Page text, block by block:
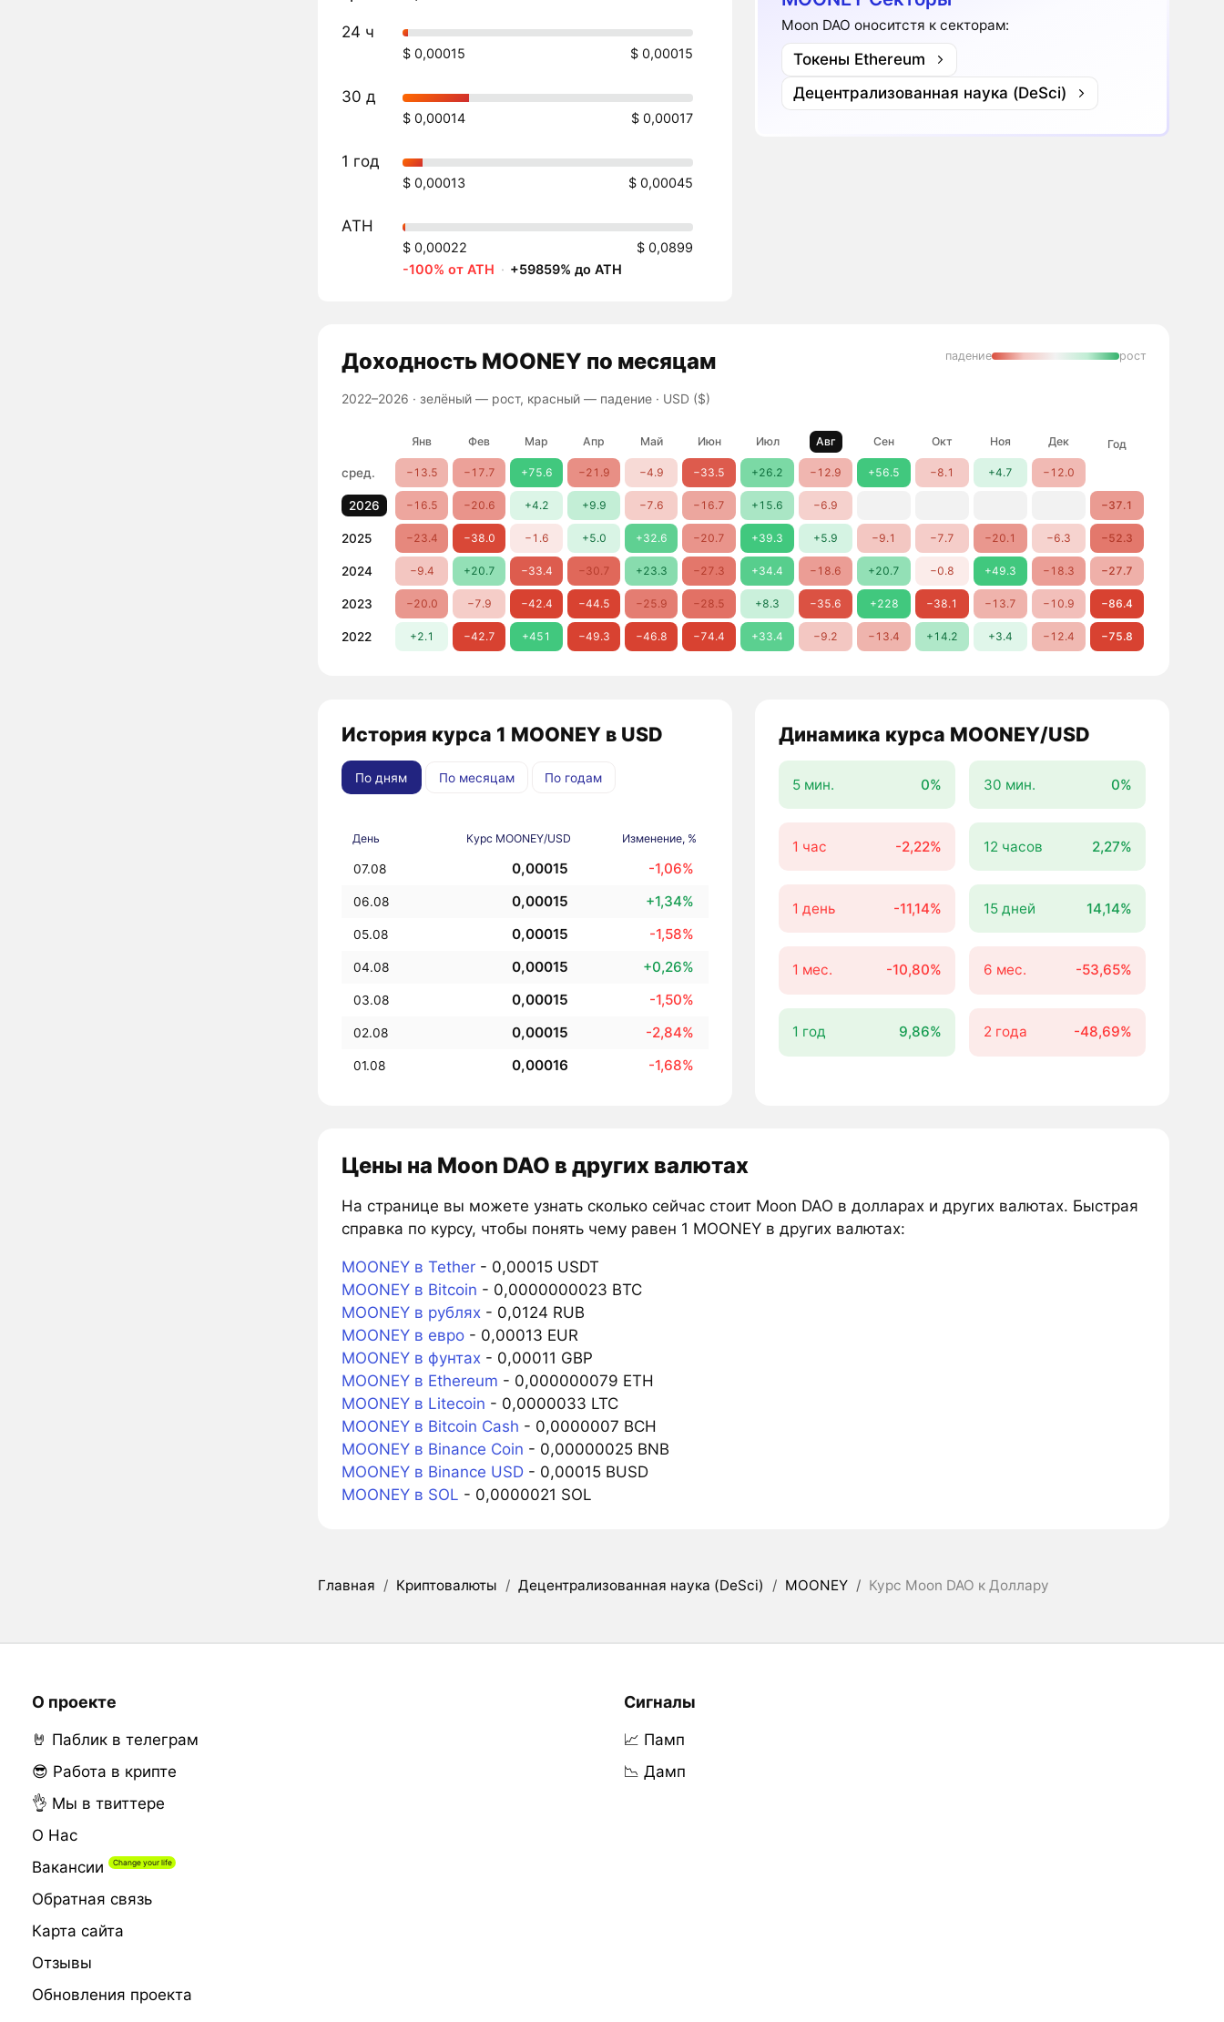
24 ч
$ 0,00015 $ 0,00015
30 д
$ 0,00014 $ 0,00017
1 год
$ 0,00013 $ 0,00045
ATH
$ 0,00022
$ 0,0899
-100% от ATH · +59859% до ATH
Moon DAO оноситстя к секторам:
Токены Ethereum
Децентрализованная наука (DeSci)
ДоходностьMOONEY по месяцам
2022–2026 · зелёный — рост, красный — падение· USD ($)
падение рост
Янв Фев Мар Апр Май Июн Июл Авг Сен Окт Ноя Дек Год
сред. −13.5 −17.7 +75.6 −21.9 −4.9 −33.5 +26.2 −12.9 +56.5 −8.1 +4.7 −12.0
2026 −16.5 −20.6 +4.2 +9.9 −7.6 −16.7 +15.6 −6.9 −37.1
2025 −23.4 −38.0 −1.6 +5.0 +32.6 −20.7 +39.3 +5.9 −9.1 −7.7 −20.1 −6.3 −52.3
2024 −9.4 +20.7 −33.4 −30.7 +23.3 −27.3 +34.4 −18.6 +20.7 −0.8 +49.3 −18.3 −27.7
2023 −20.0 −7.9 −42.4 −44.5 −25.9 −28.5 +8.3 −35.6 +228 −38.1 −13.7 −10.9 −86.4
2022 +2.1 −42.7 +451 −49.3 −46.8 −74.4 +33.4 −9.2 −13.4 +14.2 +3.4 −12.4 −75.8
История курса 1 MOONEY в USD
По дням По месяцам По годам
День Курс MOONEY/USD Изменение, %
07.08 0,00015 -1,06%
06.08 0,00015 +1,34%
05.08 0,00015 -1,58%
04.08 0,00015 +0,26%
03.08 0,00015 -1,50%
02.08 0,00015 -2,84%
01.08 0,00016 -1,68%
Динамика курса MOONEY/USD
5 мин. 0% 30 мин. 0%
1 час -2,22% 12 часов 2,27%
1 день -11,14% 15 дней 14,14%
1 мес. -10,80% 6 мес. -53,65%
1 год 9,86% 2 года -48,69%
Цены на Moon DAO в других валютах
На странице вы можете узнать сколько сейчас стоит Moon DAO в долларах и других валютах. Быстрая
справка по курсу, чтобы понять чему равен 1 MOONEY в других валютах:
MOONEY в Tether- 0,00015 USDT
MOONEY в Bitcoin - 0,0000000023 BTC
MOONEY в рублях - 0,0124 RUB
MOONEY в евро- 0,00013 EUR
MOONEY в фунтах - 0,00011 GBP
MOONEY в Ethereum - 0,000000079 ETH
MOONEY в Litecoin - 0,0000033 LTC
MOONEY в Bitcoin Cash - 0,0000007 BCH
MOONEY в Binance Coin - 0,00000025 BNB
MOONEY в Binance USD- 0,00015 BUSD
MOONEY в SOL - 0,0000021 SOL
Главная / Криптовалюты / Децентрализованная наука (DeSci) / MOONEY / Курс Moon DAO к Доллару
О проекте
🤘 Паблик в телеграм
😎 Работа в крипте
👌 Мы в твиттере
О Нас
Вакансии
Обратная связь
Карта сайта
Отзывы
Обновления проекта
Сигналы
📈 Памп
📉 Дамп